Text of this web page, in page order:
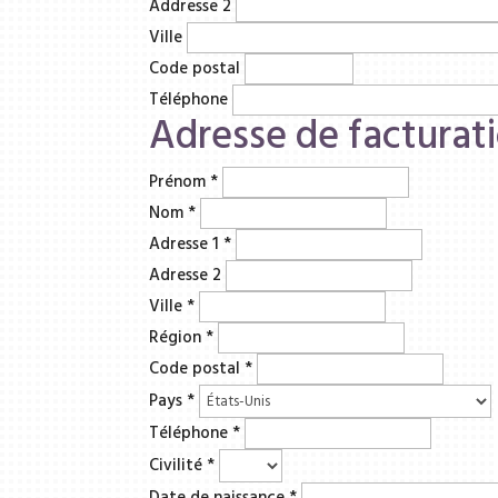
Addresse 2
Ville
Code postal
Téléphone
Adresse de
Prénom *
Nom *
Adresse 1 *
Adresse 2
Ville*
Région *
Code postal *
Pays *
Téléphone*
Civilité *